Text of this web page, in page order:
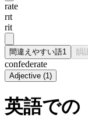
rate
rɪt
rit
間違えやすい語1 韻
confederate
Adjective (1)
英語での